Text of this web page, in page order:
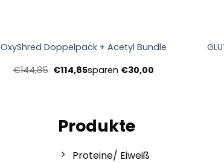
OxyShred Doppelpack + Acetyl Bundle
€144,85 Ursprünglicher
€114,85Aktueller
Preis
sparen €30,00
Produkte
Proteine/ Eiweiß